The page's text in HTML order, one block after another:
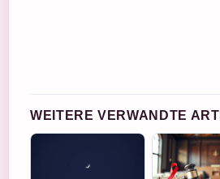
WEITERE VERWANDTE